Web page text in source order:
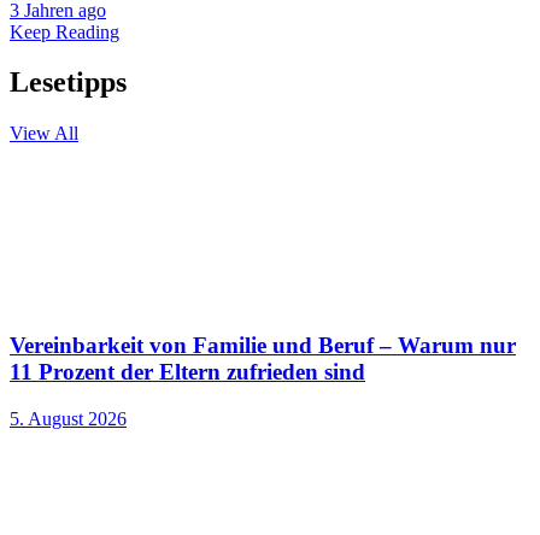
3 Jahren ago
Keep Reading
Lesetipps
View All
Vereinbarkeit von Familie und Beruf – Warum nur
11 Prozent der Eltern zufrieden sind
5. August 2026